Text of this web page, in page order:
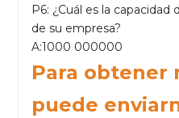
P6: ¿Cuál es la
de su empresa?
A:1000 000000
Para obtener
puede